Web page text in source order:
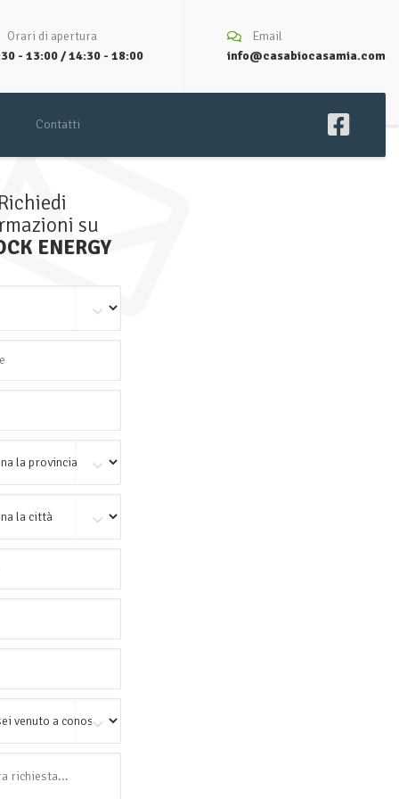
Orari di apertura
- 13:00 / 14:30 - 18:00
Email
info@casabiocasamia.com
Contatti
Richiedi
su
ENERGY